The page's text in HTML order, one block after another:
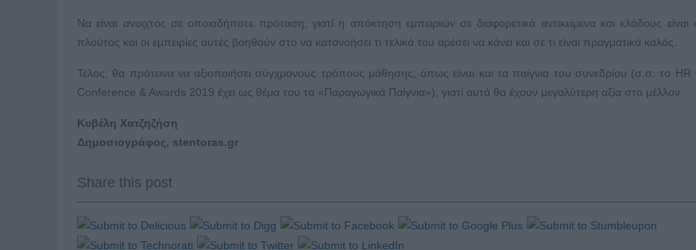
Να είναι ανοιχτός σε οποιαδήποτε πρόταση, γιατί η απόκτηση εμπειριών σε διαφορετικά αντικείμενα και κλάδους είναι
πλούτος και οι εμπειρίες αυτές βοηθούν στο να κατανοήσει τι τελικά του αρέσει να κάνει και σε τι είναι πραγματικά καλός.
Τέλος, θα πρότεινα να αξιοποιήσει σύγχρονους τρόπους μάθησης, όπως είναι και τα παίγνια του συνεδρίου (σ.σ. το
Conference & Awards 2019 έχει ως θέμα του τα «Παραγωγικά Παίγνια»), γιατί αυτά θα έχουν μεγαλύτερη αξία στο μέλλον.
Κυβέλη Χατζηζήση
Δημοσιογράφος, stentoras.gr
Share this post